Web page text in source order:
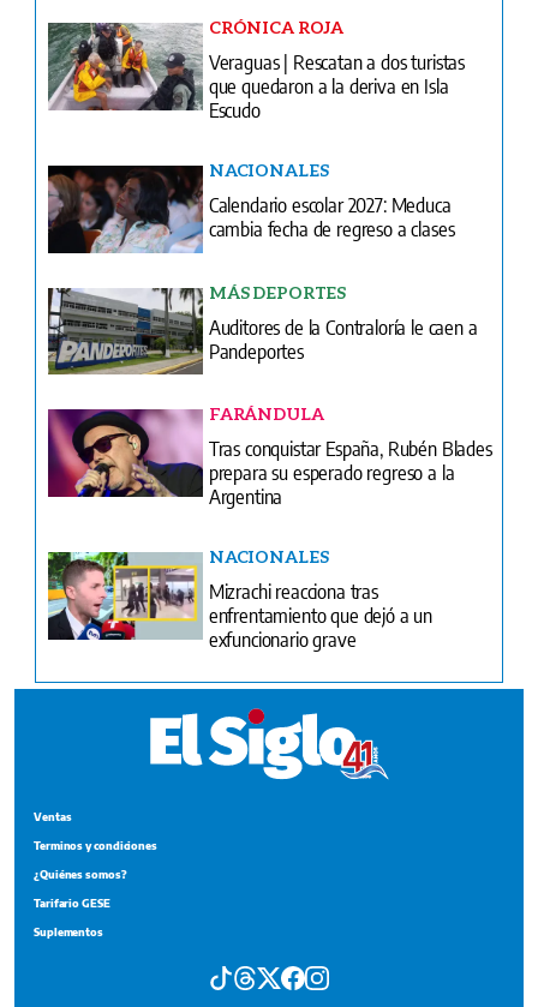
CRÓNICA ROJA
Veraguas | Rescatan a dos turistas
que quedaron a la deriva en Isla
Escudo
NACIONALES
Calendario escolar 2027: Meduca
cambia fecha de regreso a clases
MÁS DEPORTES
Auditores de la Contraloría le caen a
Pandeportes
FARÁNDULA
Tras conquistar España, Rubén Blades
prepara su esperado regreso a la
Argentina
NACIONALES
Mizrachi reacciona tras
enfrentamiento que dejó a un
exfuncionario grave
Ventas
Terminos y condiciones
¿Quiénes somos?
Tarifario GESE
Suplementos